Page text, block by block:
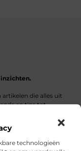
technologieën
die alles uit
en tips tot